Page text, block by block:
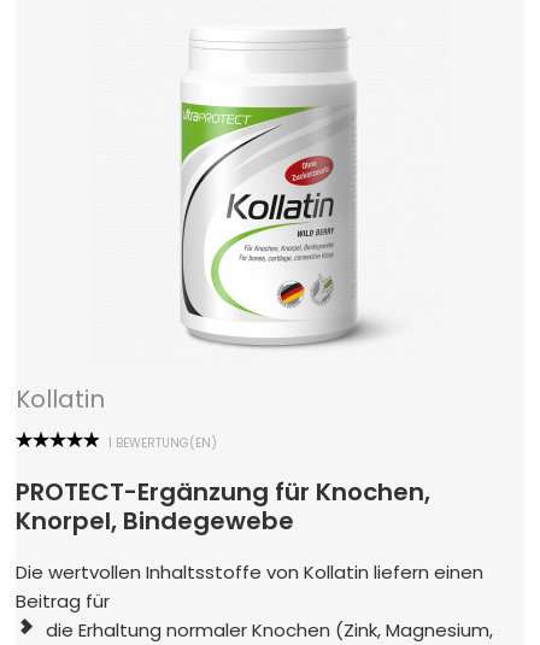
Kollatin
1 BEWERTUNG(EN)
PROTECT-Ergänzung für Knochen,
Knorpel, Bindegewebe
Die wertvollen Inhaltsstoffe von Kollatin liefern einen
Beitrag für
die Erhaltung normaler Knochen (Zink, Magnesium,